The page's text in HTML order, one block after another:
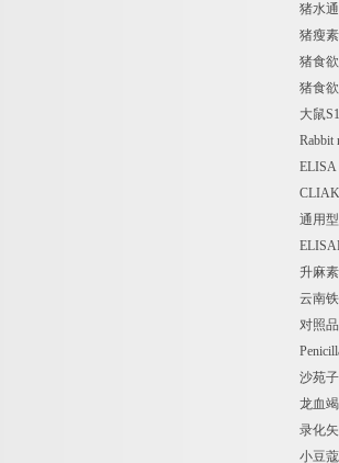
猪水
猪瘦素
猪食
猪食
大鼠
Rabbit
ELISA
通用
升麻
云南
对照
沙苑子
龙血竭
录化
小豆